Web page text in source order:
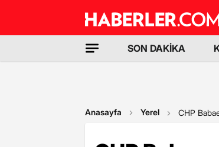
SON DAKİKA
Anasayfa Yerel CHP